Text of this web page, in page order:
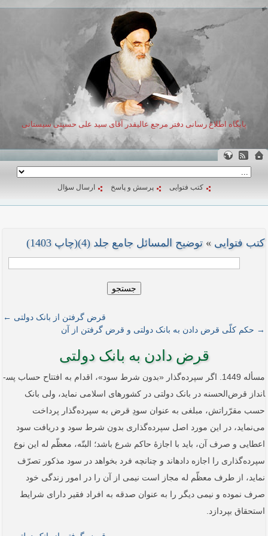
پایگاه اطلاع رسانی دفتر مرجع عالیقدر آقای سید علی حسینی سیستانی
کتب فتوایی پرسش و پاسخ ارسال سؤال
کتب فتوایی » توضیح المسائل جامع جلد (4)(چاپ 1403)
جستجو
قرض گرفتن از بانک دولتی ←
→ حکم کلّی قرض دادن به بانک دولتی و قرض گرفتن از آن
قرض دادن به بانک دولتی
مسأله 1449. اگر سپرده‌گذار «بدون شرط سود»، اقدام به افتتاح حساب پس­
انداز قرض‌الحسنه در بانک دولتی در کشورهای اسلامی نماید، ولی بانک
حسب مقرّراتش، مبلغی به عنوان سودِ قرض به سپرده‌گذار پرداخت
می‌نماید، در این مورد اصل سپرده‌گذاری بدون شرط سود و دریافت سود
اعطایی و صرف آن، باید با اجازۀ حاکم شرع باشد؛ البتّه، معظّم له این نوع
سپرده‌گذاری را اجازه داده­اند و چنانچه فرد بخواهد در سود مذکور تصرّف
نماید، از طرف معظّم له مجاز است نیمی از آن را در امور زندگی خود
صرف نموده و نیمی دیگر را به عنوان صدقه به افراد فقیر دارای شرایط
استحقاق بپردازد.